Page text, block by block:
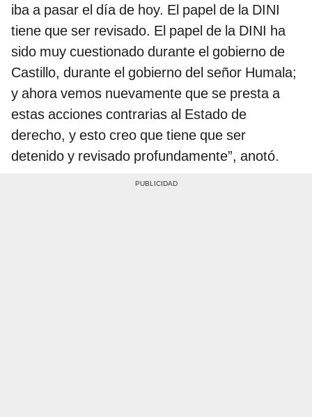
iba a pasar el día de hoy. El papel de la DINI
tiene que ser revisado. El papel de la DINI ha
sido muy cuestionado durante el gobierno de
Castillo, durante el gobierno del señor Humala;
y ahora vemos nuevamente que se presta a
estas acciones contrarias al Estado de
derecho, y esto creo que tiene que ser
detenido y revisado profundamente”, anotó.